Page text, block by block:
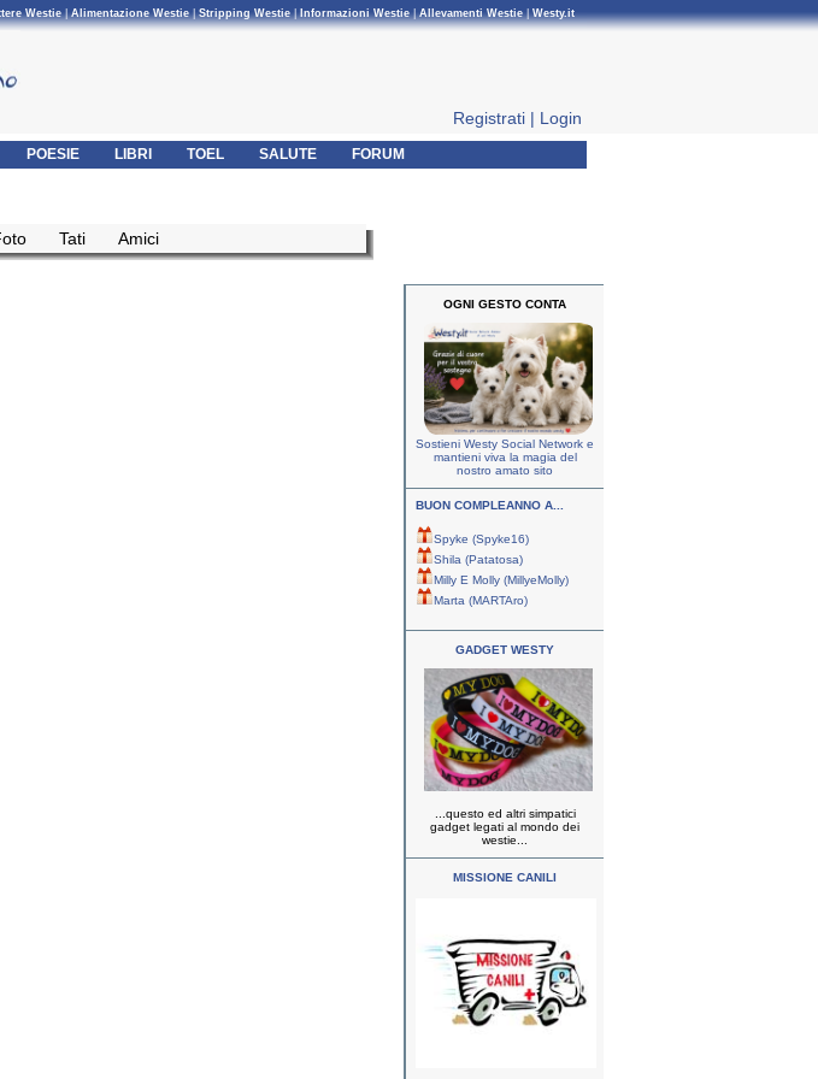
Westie|Alimentazione Westie|Stripping Westie| Informazioni Westie|Allevamenti Westie|Westy.it
Registrati | Login
POESIE LIBRI TOEL SALUTE FORUM
Tati Amici
OGNI GESTO CONTA
Sostieni Westy Social Network e
mantieni viva la magia del
nostro amato sito
BUON COMPLEANNO A...
Spyke (Spyke16)
Shila (Patatosa)
Milly E Molly (MillyeMolly)
Marta (MARTAro)
GADGET WESTY
...questo ed altri simpatici
gadget legati al mondo dei
westie...
MISSIONE CANILI